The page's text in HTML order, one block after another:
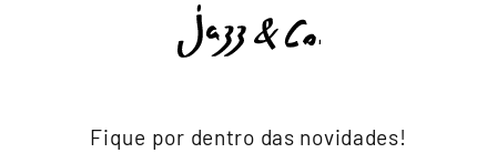
Fique por dentro das novidades!